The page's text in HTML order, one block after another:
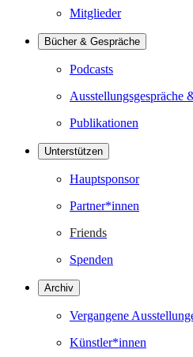
Mitglieder
Bücher & Gespräche
Podcasts
Ausstellungsgespräche
Publikationen
Unterstützen
Hauptsponsor
Partner*innen
Friends
Spenden
Archiv
Vergangene
Künstler*innen